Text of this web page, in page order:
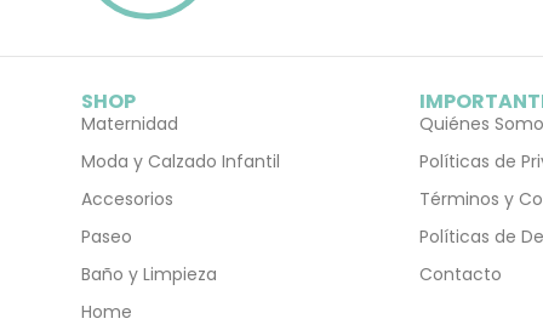
SHOP
Maternidad
Moda y Calzado Infantil
Accesorios
Paseo
Baño y Limpieza
Home
Quiénes
Políticas de
Términos y
Políticas de
Contacto